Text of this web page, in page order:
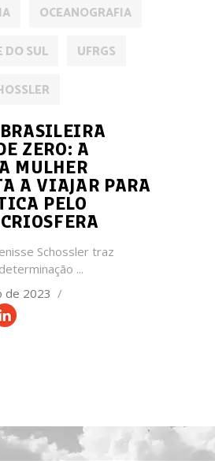
OCEANOGRAFIA
DO SUL
UFRGS
ZERO: A
MULHER
A VIAJAR PARA
PELO
Schossler traz
de 2023